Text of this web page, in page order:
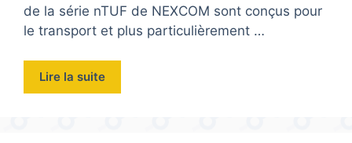
de la série nTUF de NEXCOM sont conçus pour
le transport et plus particulièrement …
Lire la suite